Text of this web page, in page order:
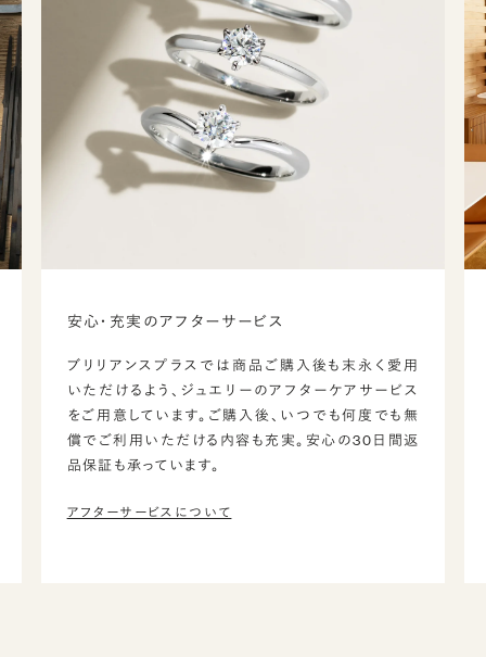
安心・充実のアフターサービス
ブリリアンスプラスでは商品ご購入後も末永く愛用
いただけるよう、ジュエリーのアフターケアサービス
をご用意しています。ご購入後、いつでも何度でも無
償でご利用いただける内容も充実。安心の30日間返
品保証も承っています。
アフターサービスについて